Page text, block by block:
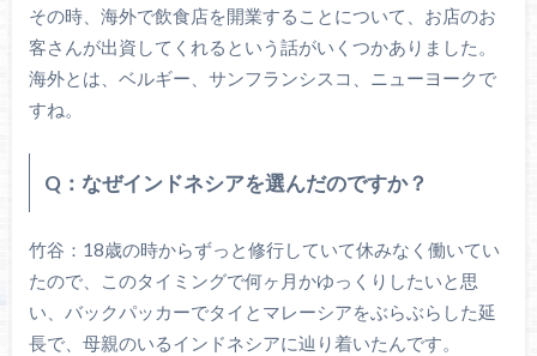
その時、海外で飲食店を開業することについて、お店のお
客さんが出資してくれるという話がいくつかありました。
海外とは、ベルギー、サンフランシスコ、ニューヨークで
すね。
Q：なぜインドネシアを選んだのですか？
竹谷：18歳の時からずっと修行していて休みなく働いてい
たので、このタイミングで何ヶ月かゆっくりしたいと思
い、バックパッカーでタイとマレーシアをぶらぶらした延
長で、母親のいるインドネシアに辿り着いたんです。